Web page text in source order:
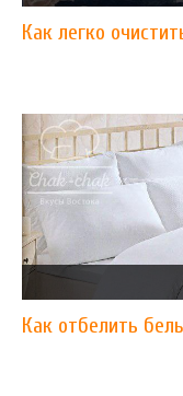
Как легко
Как отбелить